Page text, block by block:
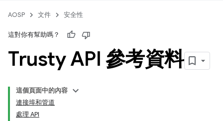
AOSP 文件 安全性
這對你有幫助嗎？
Trusty API 參考資料
這個頁面中的內容
連接埠和管道
處理 API